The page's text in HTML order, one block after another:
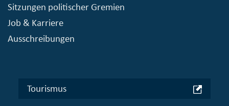
Sitzungen politischer Gremien
Job & Karriere
Ausschreibungen
Tourismus